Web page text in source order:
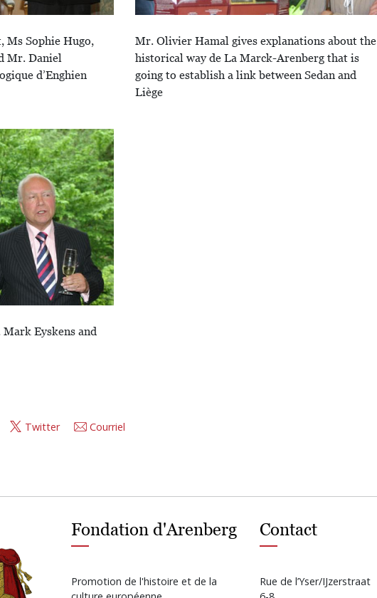
Ms Sophie Hugo,
Mr. Daniel
d’Enghien
Mr. Olivier Hamal gives explanations about the
historical way de La Marck-Arenberg that is
going to establish a link between Sedan and
Liège
Eyskens and
Twitter Courriel
Fondation d'Arenberg
Promotion de l'histoire et de la
Contact
Rue de l’Yser/IJzerstraat